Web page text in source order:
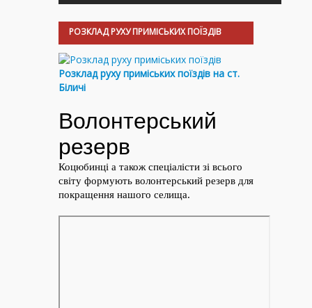
РОЗКЛАД РУХУ ПРИМІСЬКИХ ПОЇЗДІВ
Розклад руху приміських поїздів на ст.
Біличі